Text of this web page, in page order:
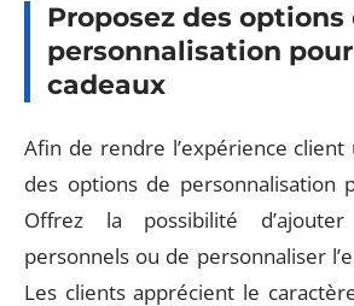
Proposez des options
personnalisation
cadeaux
Afin de rendre l’expérience client
des options de personnalisation
Offrez la possibilité
personnels ou de personnaliser
Les clients apprécient le